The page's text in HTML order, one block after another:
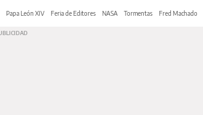
Papa León XIV Feria de Editores NASA Tormentas Fred Machado